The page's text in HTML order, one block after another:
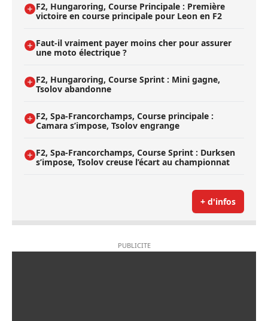
F2, Hungaroring, Course Principale : Première
victoire en course principale pour Leon en F2
Faut-il vraiment payer moins cher pour assurer
une moto électrique ?
F2, Hungaroring, Course Sprint : Mini gagne,
Tsolov abandonne
F2, Spa-Francorchamps, Course principale :
Camara s’impose, Tsolov engrange
F2, Spa-Francorchamps, Course Sprint : Durksen
s’impose, Tsolov creuse l’écart au championnat
+ d'infos